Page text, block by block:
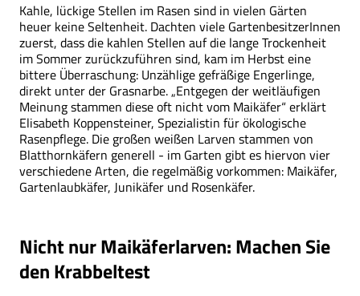
Kahle, lückige Stellen im Rasen sind in vielen Gärten
heuer keine Seltenheit. Dachten viele GartenbesitzerInnen
zuerst, dass die kahlen Stellen auf die lange Trockenheit
im Sommer zurückzuführen sind, kam im Herbst eine
bittere Überraschung: Unzählige gefräßige Engerlinge,
direkt unter der Grasnarbe. „Entgegen der weitläufigen
Meinung stammen diese oft nicht vom Maikäfer“ erklärt
Elisabeth Koppensteiner, Spezialistin für ökologische
Rasenpflege. Die großen weißen Larven stammen von
Blatthornkäfern generell - im Garten gibt es hiervon vier
verschiedene Arten, die regelmäßig vorkommen: Maikäfer,
Gartenlaubkäfer, Junikäfer und Rosenkäfer.
Nicht nur Maikäferlarven: Machen Sie
den Krabbeltest